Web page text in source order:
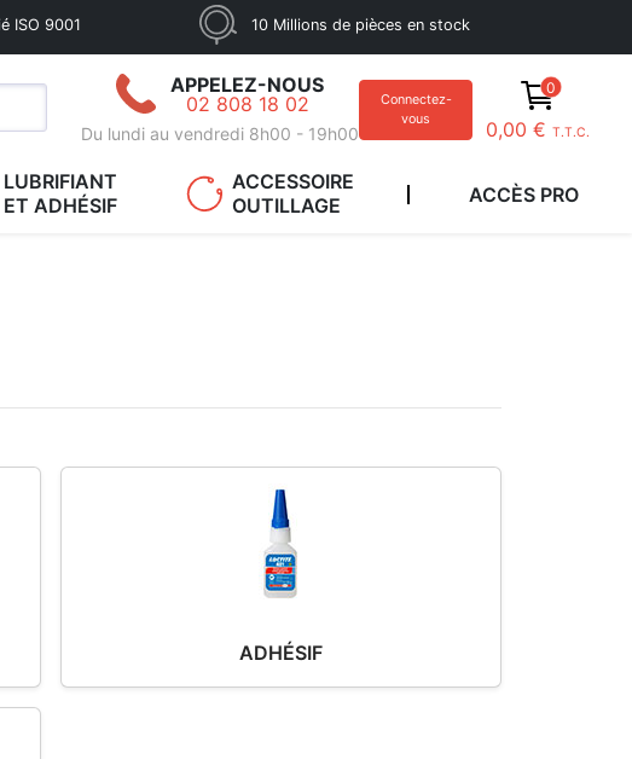
ISO 9001 10 Millions de pièces en stock
APPELEZ-NOUS
02 808 18 02
Du lundi au vendredi 8h00 - 19h00
Connectez-
vous
0
0,00 € T.T.C.
LUBRIFIANT
ET ADHÉSIF
ACCESSOIRE
OUTILLAGE
ACCÈS PRO
ADHÉSIF